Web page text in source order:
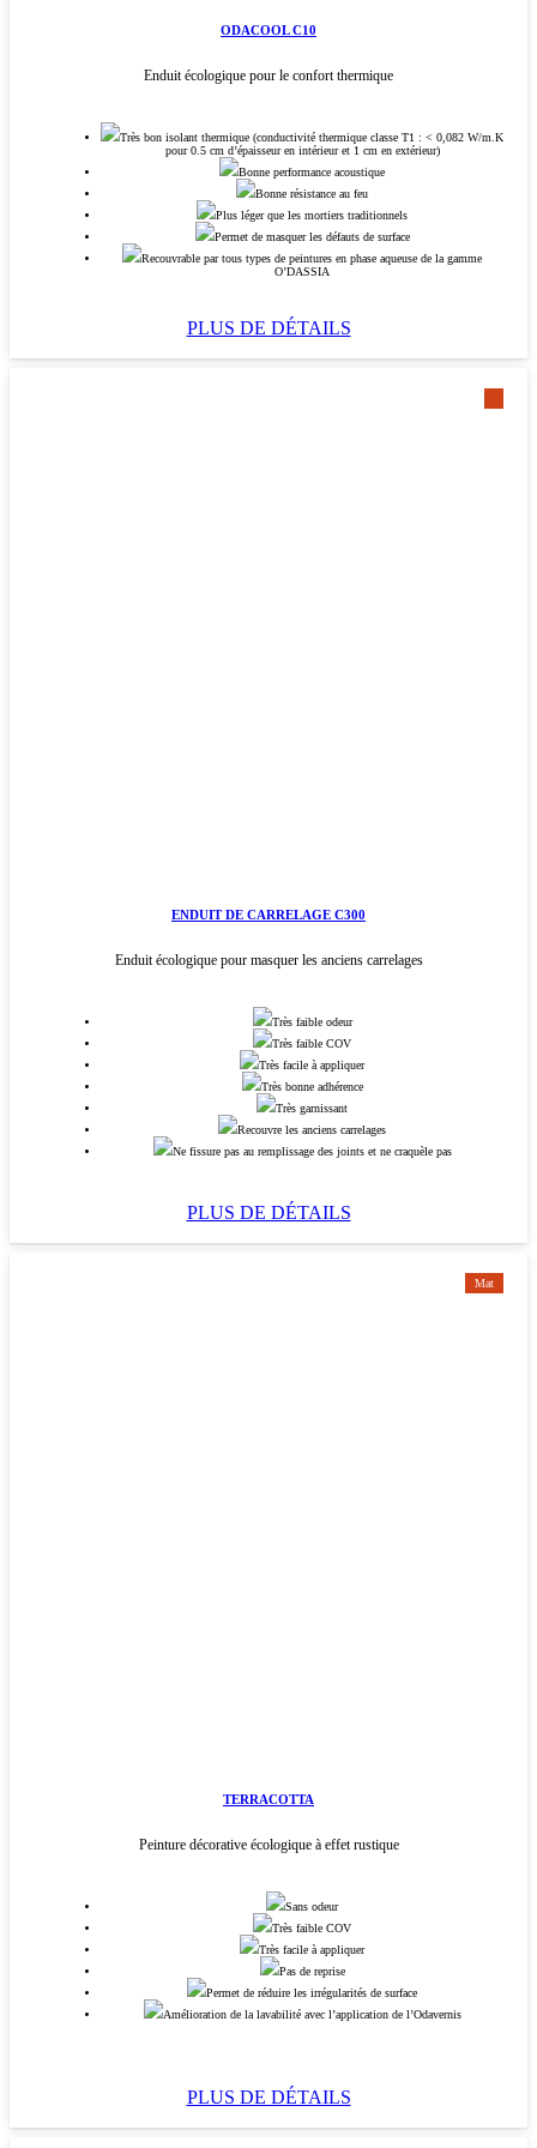
ODACOOL C10
Enduit écologique pour le confort thermique
Très bon isolant thermique (conductivité thermique classe T1 : < 0,082 W/m.K
pour 0.5 cm d’épaisseur en intérieur et 1 cm en extérieur)
Bonne performance acoustique
Bonne résistance au feu
Plus léger que les mortiers traditionnels
Permet de masquer les défauts de surface
Recouvrable par tous types de peintures en phase aqueuse de la gamme
O’DASSIA
PLUS DE DÉTAILS
ENDUIT DE CARRELAGE C300
Enduit écologique pour masquer les anciens carrelages
Très faible odeur
Très faible COV
Très facile à appliquer
Très bonne adhérence
Très garnissant
Recouvre les anciens carrelages
Ne fissure pas au remplissage des joints et ne craquèle pas
PLUS DE DÉTAILS
Mat
TERRACOTTA
Peinture décorative écologique à effet rustique
Sans odeur
Très faible COV
Très facile à appliquer
Pas de reprise
Permet de réduire les irrégularités de surface
Amélioration de la lavabilité avec l’application de l’Odavernis
PLUS DE DÉTAILS